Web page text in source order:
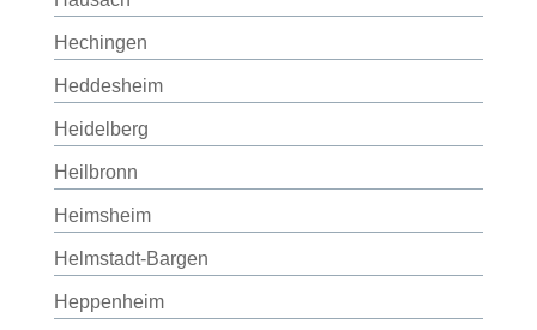
Hechingen
Heddesheim
Heidelberg
Heilbronn
Heimsheim
Helmstadt-Bargen
Heppenheim